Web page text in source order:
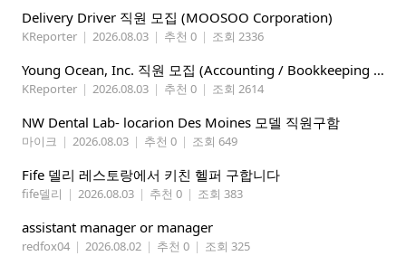
Delivery Driver 직원 모집 (MOOSOO Corporation)
KReporter | 2026.08.03 | 추천 0 | 조회 2336
Young Ocean, Inc. 직원 모집 (Accounting / Bookkeeping 분야)
KReporter | 2026.08.03 | 추천 0 | 조회 2614
NW Dental Lab- locarion Des Moines 모델 직원구함
마이크 | 2026.08.03 | 추천 0 | 조회 649
Fife 델리 레스토랑에서 키친 헬퍼 구합니다
fife델리 | 2026.08.03 | 추천 0 | 조회 383
assistant manager or manager
redfox04 | 2026.08.02 | 추천 0 | 조회 325